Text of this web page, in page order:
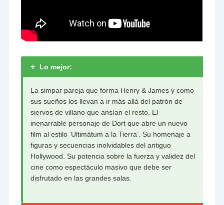
+ Lo mejor:
La simpar pareja que forma Henry & James y como
sus sueños los llevan a ir más allá del patrón de
siervos de villano que ansían el resto. El
inenarrable personaje de Dort que abre un nuevo
film al estilo ‘Ultimátum a la Tierra’. Su homenaje a
figuras y secuencias inolvidables del antiguo
Hollywood. Su potencia sobre la fuerza y validez del
cine como espectáculo masivo que debe ser
disfrutado en las grandes salas.